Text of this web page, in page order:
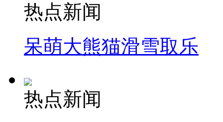
热点新闻
呆萌大熊猫滑雪取乐
热点新闻